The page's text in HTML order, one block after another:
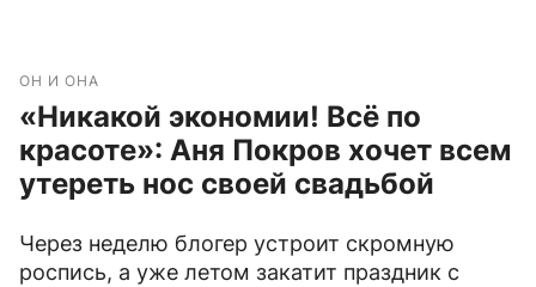
ОН И ОНА
«Никакой экономии! Всё по
красоте»: Аня Покров хочет всем
утереть нос своей свадьбой
Через неделю блогер устроит скромную
роспись, а уже летом закатит праздник с